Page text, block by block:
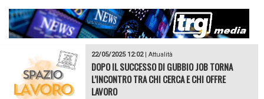
22/05/2025 12:02| Attualità
DOPO IL SUCCESSO DI GUBBIO JOB TORNA
L’INCONTRO TRA CHI CERCA E CHI OFFRE
LAVORO